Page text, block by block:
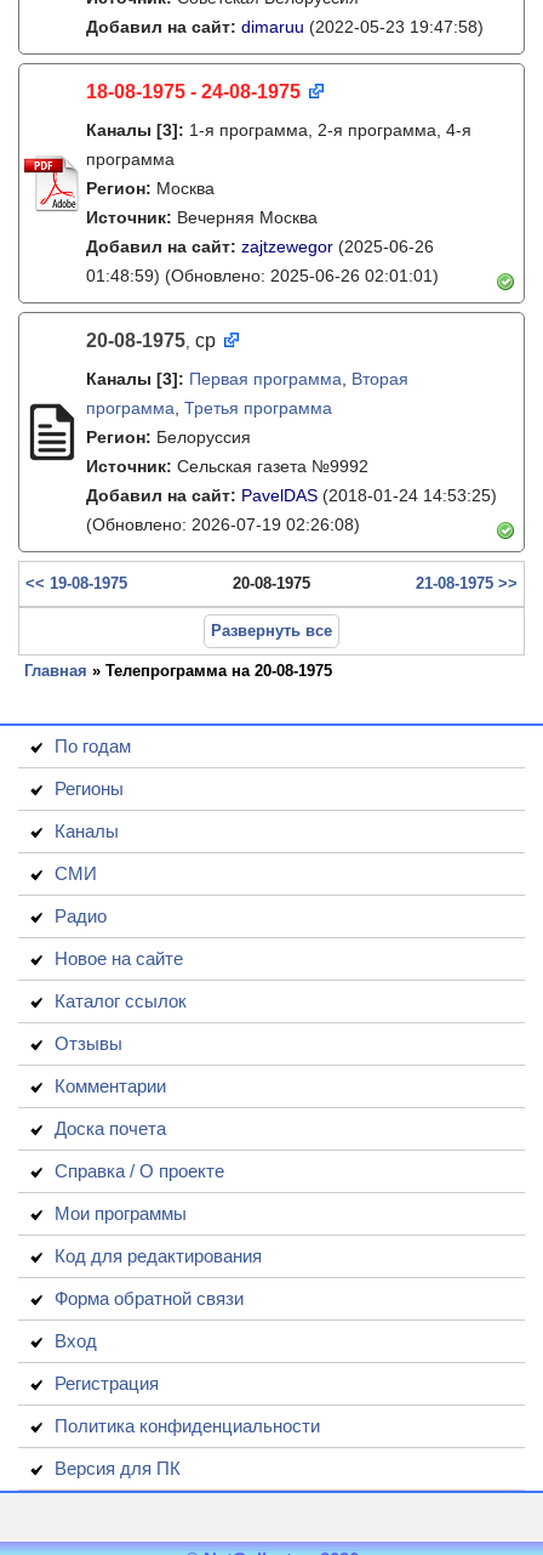
Добавил на сайт: dimaruu (2022-05-23 19:47:58)
18-08-1975 - 24-08-1975
Каналы [3]: 1-я программа, 2-я программа, 4-я
программа
Регион: Москва
Источник: Вечерняя Москва
Добавил на сайт: zajtzewegor (2025-06-26
01:48:59) (Обновлено: 2025-06-26 02:01:01)
20-08-1975, ср
Каналы [3]: Первая программа
Вторая
программа Третья программа
Регион: Белоруссия
Источник: Сельская газета №9992
Добавил на сайт: PavelDAS (2018-01-24 14:53:25)
(Обновлено: 2026-07-19 02:26:08)
<< 19-08-1975 20-08-1975 21-08-1975 >>
Развернуть все
Главная » Телепрограмма на 20-08-1975
По годам
Регионы
Каналы
СМИ
Радио
Новое на сайте
Каталог ссылок
Отзывы
Комментарии
Доска почета
Справка / О проекте
Мои программы
Код для редактирования
Форма обратной связи
Вход
Регистрация
Политика конфиденциальности
Версия для ПК